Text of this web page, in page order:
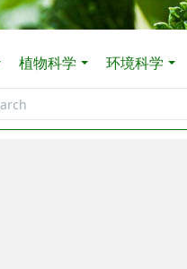
植物科学 环境科学